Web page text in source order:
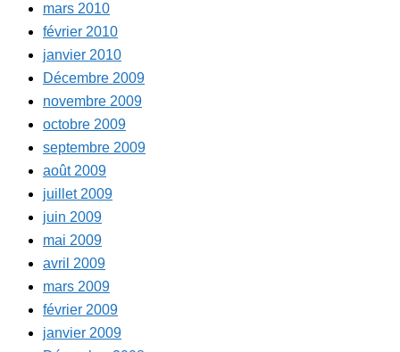
mars 2010
février 2010
janvier 2010
Décembre 2009
novembre 2009
octobre 2009
septembre 2009
août 2009
juillet 2009
juin 2009
mai 2009
avril 2009
mars 2009
février 2009
janvier 2009